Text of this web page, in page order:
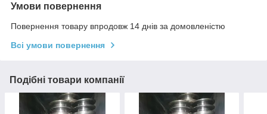
Умови повернення
Повернення товару впродовж 14 днів за домовленістю
Всі умови повернення
Подібні товари компанії